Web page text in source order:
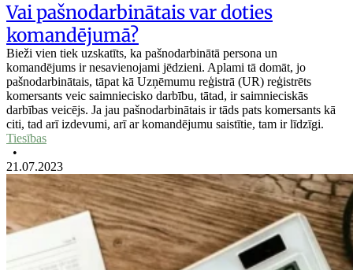
Vai pašnodarbinātais var doties
komandējumā?
Bieži vien tiek uzskatīts, ka pašnodarbinātā persona un
komandējums ir nesavienojami jēdzieni. Aplami tā domāt, jo
pašnodarbinātais, tāpat kā Uzņēmumu reģistrā (UR) reģistrēts
komersants veic saimniecisko darbību, tātad, ir saimnieciskās
darbības veicējs. Ja jau pašnodarbinātais ir tāds pats komersants kā
citi, tad arī izdevumi, arī ar komandējumu saistītie, tam ir līdzīgi.
Tiesības
•
21.07.2023